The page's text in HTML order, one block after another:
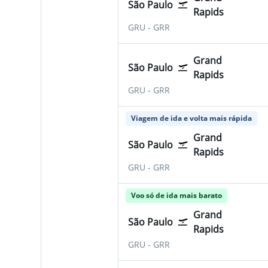
São Paulo
Rapids
GRU São Paulo-Guarulhos
- GRR
São Paulo
Grand
Rapids
GRU São Paulo-Guarulhos
- GRR
Viagem de ida e volta mais rápida
São Paulo
Grand
Rapids
GRU São Paulo-Guarulhos
- GRR
Voo só de ida mais barato
São Paulo
Grand
Rapids
GRU São Paulo-Guarulhos
- GRR